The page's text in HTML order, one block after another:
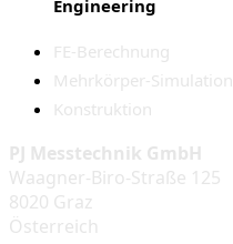
Engineering
FE-Berechnung
Mehrkörper-Simulation
Konstruktion
PJ Messtechnik GmbH
Waagner-Biro-Straße 125
8020 Graz
Österreich